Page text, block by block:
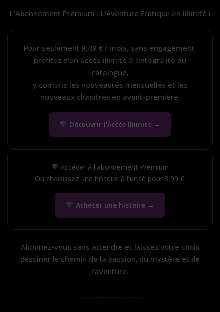
L’Abonnement Premium : L’Aventure Érotique en Illimité !
Pour seulement 9,49 € / mois, sans engagement,
profitez d’un accès illimité à l’intégralité du
catalogue,
y compris les nouveautés mensuelles et les
nouveaux chapitres en avant-première.
Découvrir l’Accès Illimité →
Accéder à l’abonnement Premium
Ou choisissez une histoire à l’unité pour 3,99 €.
Acheter une histoire →
Abonnez-vous sans attendre et laissez votre choix
dessiner le chemin de la passion, du mystère et de
l’aventure.